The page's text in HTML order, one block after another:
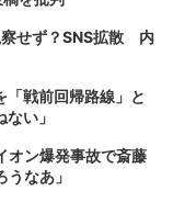
察せず？SNS拡散 内
「戦前回帰路線」と
い」
ン爆発事故で斎藤
なあ」